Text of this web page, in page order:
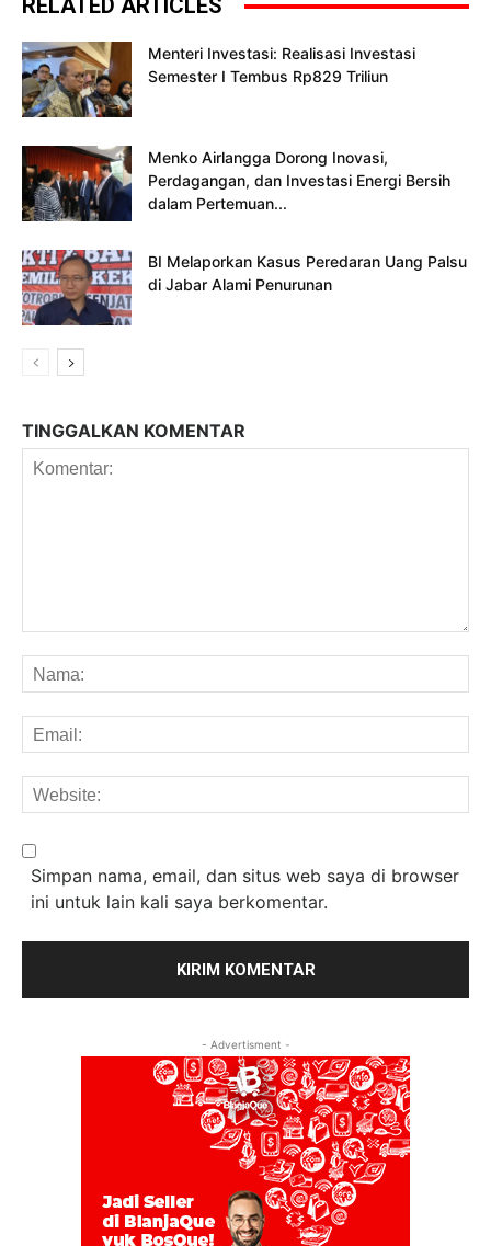
RELATED ARTICLES
Menteri Investasi: Realisasi Investasi
Semester I Tembus Rp829 Triliun
Menko Airlangga Dorong Inovasi,
Perdagangan, dan Investasi Energi Bersih
dalam Pertemuan...
BI Melaporkan Kasus Peredaran Uang Palsu
di Jabar Alami Penurunan
TINGGALKAN KOMENTAR
Simpan nama, email, dan situs web saya di browser
ini untuk lain kali saya berkomentar.
- Advertisment -